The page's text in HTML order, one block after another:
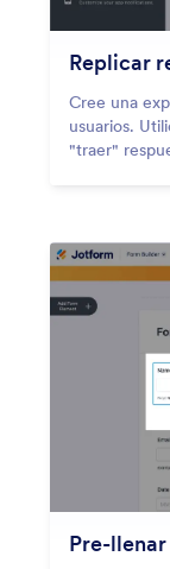
Replicar
Cree una
usuarios.
"traer"
Pre-